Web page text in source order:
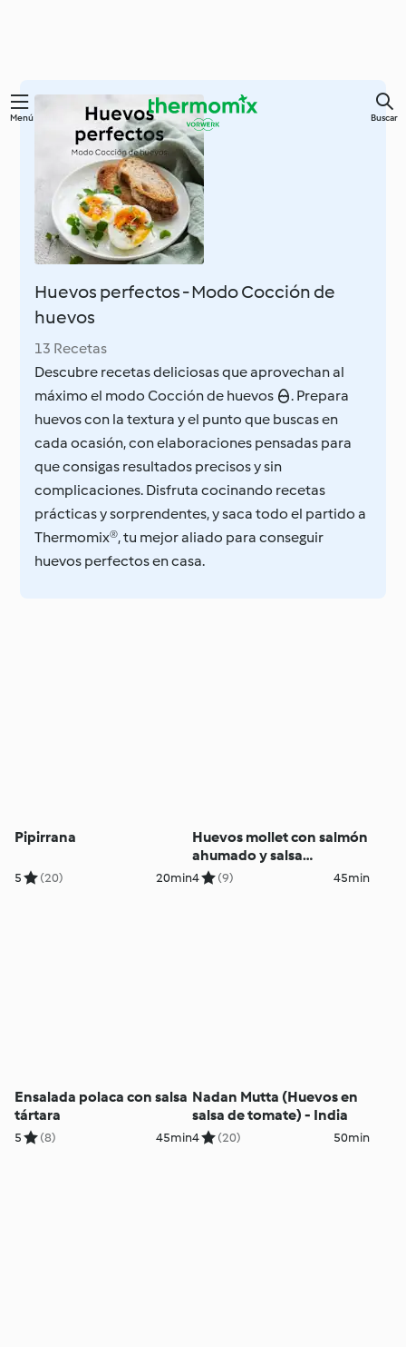
Menú Buscar
Huevos perfectos - Modo Cocción de
huevos
13 Recetas
Descubre recetas deliciosas que aprovechan al
máximo el modo Cocción de huevos . Prepara
huevos con la textura y el punto que buscas en
cada ocasión, con elaboraciones pensadas para
que consigas resultados precisos y sin
complicaciones. Disfruta cocinando recetas
prácticas y sorprendentes, y saca todo el partido a
Thermomix®, tu mejor aliado para conseguir
huevos perfectos en casa.
Pipirrana
5 (20) 20min
Huevos mollet con salmón
ahumado y salsa
holandesa
4 (9) 45min
Ensalada polaca con salsa
tártara
5 (8) 45min
Nadan Mutta (Huevos en
salsa de tomate) - India
4 (20) 50min